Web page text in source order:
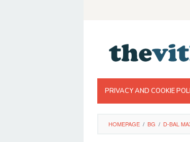
PRIVACY AND COOKIE
HOMEPAGE / BG / D-BAL